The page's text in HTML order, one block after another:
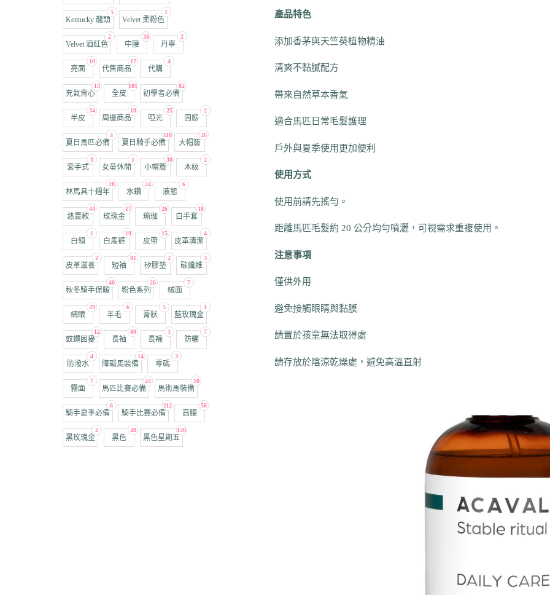
5
Kentucky 龍頭
1
Velvet 柔粉色
2
Velvet 酒紅色
38
中腰
2
丹寧
10
亮面
17
代售商品
4
代購
13
充氣背心
101
全皮
82
初學者必備
34
半皮
18
周邊商品
25
啞光
2
固態
4
夏日馬匹必備
118
夏日騎手必備
26
大帽簷
3
套手式
1
女童休閒
30
小帽簷
2
木紋
28
林馬具十週年
24
水鑽
6
液態
44
熱賣款
17
玫瑰金
26
瑜珈
18
白手套
1
白領
19
白馬褲
15
皮帶
4
皮革清潔
2
皮革滋養
81
短袖
2
矽膠墊
3
碳纖維
40
秋冬騎手保暖
26
粉色系列
7
絨面
29
網眼
6
羊毛
5
膏狀
1
藍玫瑰金
12
蚊蠅困擾
80
長袖
1
長襪
7
防曬
4
防潑水
14
障礙馬裝備
3
零碼
7
霧面
24
馬匹比賽必備
10
馬術馬裝備
6
騎手夏季必備
112
騎手比賽必備
58
高腰
2
黑玫瑰金
48
黑色
120
黑色星期五
產品特色
添加香茅與天竺葵植物精油
清爽不黏膩配方
帶來自然草本香氣
適合馬匹日常毛髮護理
戶外與夏季使用更加便利
使用方式
使用前請先搖勻。
距離馬匹毛髮約 20 公分均勻噴灑，可視需求重複使用。
注意事項
僅供外用
避免接觸眼睛與黏膜
請置於孩童無法取得處
請存放於陰涼乾燥處，避免高溫直射